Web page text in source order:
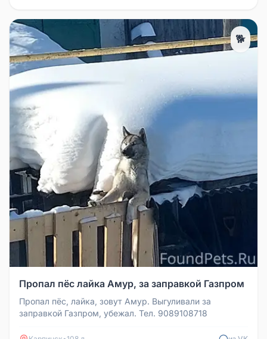
🐕
Пропал пёс лайка Амур, за заправкой Газпром
Пропал пёс, лайка, зовут Амур. Выгуливали за
заправкой Газпром, убежал. Тел. 9089108718